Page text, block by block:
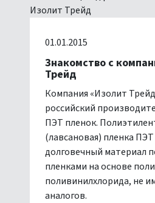
01.01.2015
Знакомство с
Трейд
Компания «Изолит
российский
ПЭТ пленок.
(лавсановая) пленка
долговечный материал
пленками на основе
поливинилхлорида, не
аналогов.